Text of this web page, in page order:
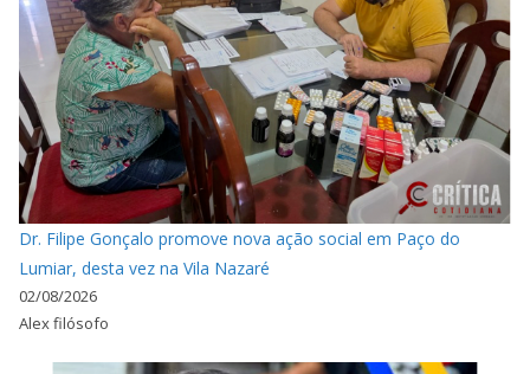
Dr. Filipe Gonçalo promove nova ação social em Paço do
Lumiar, desta vez na Vila Nazaré
02/08/2026
Alex filósofo